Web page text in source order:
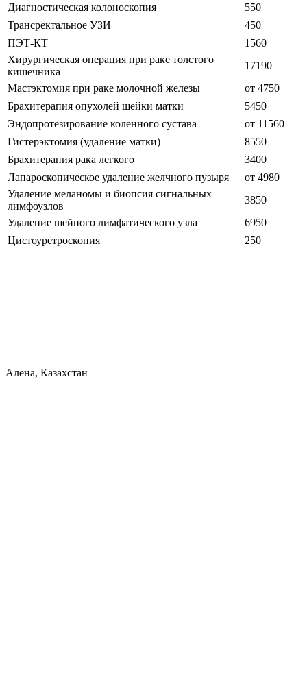
Диагностическая колоноскопия
550
Трансректальное УЗИ
450
ПЭТ-КТ
1560
Хирургическая операция при раке толстого
кишечника
17190
Мастэктомия при раке молочной железы
от 4750
Брахитерапия опухолей шейки матки
5450
Эндопротезирование коленного сустава
от 11560
Гистерэктомия (удаление матки)
8550
Брахитерапия рака легкого
3400
Лапароскопическое удаление желчного пузыря
от 4980
Удаление меланомы и биопсия сигнальных
лимфоузлов
3850
Удаление шейного лимфатического узла
6950
Цистоуретроскопия
250
Алена, Казахстан